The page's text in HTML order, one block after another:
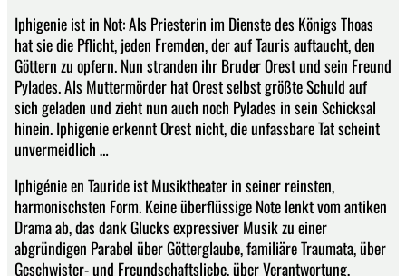
Iphigenie ist in Not: Als Priesterin im Dienste des Königs Thoas
hat sie die Pflicht, jeden Fremden, der auf Tauris auftaucht, den
Göttern zu opfern. Nun stranden ihr Bruder Orest und sein Freund
Pylades. Als Muttermörder hat Orest selbst größte Schuld auf
sich geladen und zieht nun auch noch Pylades in sein Schicksal
hinein. Iphigenie erkennt Orest nicht, die unfassbare Tat scheint
unvermeidlich …
Iphigénie en Tauride ist Musiktheater in seiner reinsten,
harmonischsten Form. Keine überflüssige Note lenkt vom antiken
Drama ab, das dank Glucks expressiver Musik zu einer
abgründigen Parabel über Götterglaube, familiäre Traumata, über
Geschwister- und Freundschaftsliebe, über Verantwortung,